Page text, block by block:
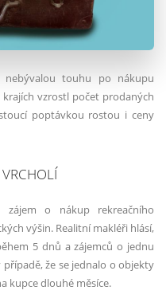
nebývalou touhu po nákupu
vzrostl počet prodaných
poptávkou rostou i ceny
VRCHOLÍ
zájem o nákup rekreačního
výšin. Realitní makléři hlásí,
5 dnů a zájemců o jednu
že se jednalo o objekty
kupce dlouhé měsíce.